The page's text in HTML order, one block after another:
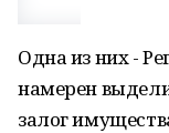
Одна из них -
намерен
залог